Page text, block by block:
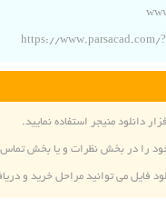
دانلود منیجر استفاده نمایید.
را در بخش نظرات و یا بخشتماس
فایل می توانید مراحل خرید و